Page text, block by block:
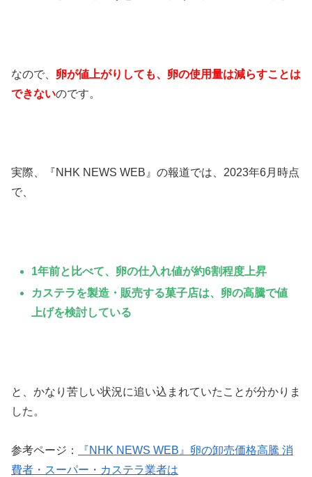
なので、 卵が値上がりしても、卵の使用量は減らすことは
できないのです。
実際、『NHK NEWS WEB』の報道では、2023年6月時点
で、
1年前と比べて、卵の仕入れ値が約6割程度上昇
カステラを製造・販売する菓子店は、卵の高騰で値
上げを検討している
と、かなり苦しい状況に追い込まれていたことが分かりま
した。
参考ページ：
『NHK NEWS WEB』卵の卸売価格高騰 消
費者・スーパー・カステラ業者は